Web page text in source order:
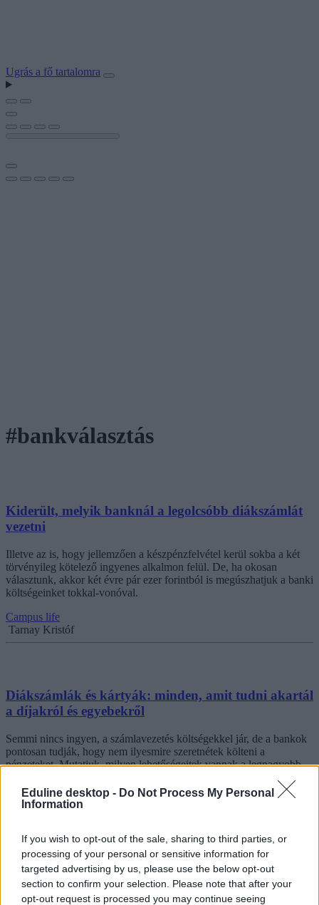
Eduline desktop - Do Not Process My Personal
Information
If you wish to opt-out of the sale, sharing to third parties, or
processing of your personal or sensitive information for
targeted advertising by us, please use the below opt-out
section to confirm your selection. Please note that after your
opt-out request is processed you may continue seeing
Ugrás a fő tartalomra
#bankválasztás
Kiderült, melyik banknál a legolcsóbb diákszámlát
vezetni
Illetve az is, hogy jellemzően a készpénzfelvétel kerül sokba a két
törvényileg kötelező ingyenes alkalmon felül. De, ha okosan
választunk, akkor két évre pár ezer forintból is megúszhatjuk a banki
költségeinket tokkal-vonóval.
Campus life
Tarnay Kristóf
Diákszámlák és kártyák: minden, amit tudni akartál
a díjakról és egyebekről
Semmi nincs ingyen, a számlavezetés költségekkel jár, de a bankok
pontosan tudják, hogy nem ilyesmire szeretnétek költeni a
pénzeteket. Mutatjuk, milyen lehetőségeitek vannak a legnagyobb
Felsőoktatás